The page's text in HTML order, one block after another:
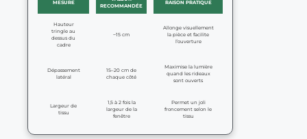
MESURE
RECOMMANDÉE
RAISON PRATIQUE
Hauteur
tringle au
dessus du
cadre
~15 cm
Allonge visuellement
la pièce et facilite
l’ouverture
Dépassement
latéral
15–20 cm de
chaque côté
Maximise la lumière
quand les rideaux
sont ouverts
Largeur de
tissu
1,5 à 2 fois la
largeur de la
fenêtre
Permet un joli
froncement selon le
tissu